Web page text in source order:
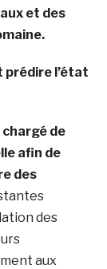
et des
prédire l’état
de
afin de
des
des
aux